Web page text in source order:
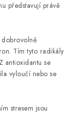
představují právě
dobrovolně
Tím tyto radikály
antioxidantu se
vyloučí nebo se
stresem jsou